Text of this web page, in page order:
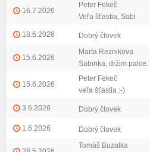
16.7.2026
Peter Fekeč
Veľa šťastia, Sabi
18.6.2026 Dobrý človek
15.6.2026
Marta Reznikova
Sabinka, držim palce.
15.6.2026
Peter Fekeč
veľa šťastia :-)
3.6.2026 Dobrý človek
1.6.2026 Dobrý človek
Tomáš Buzalka